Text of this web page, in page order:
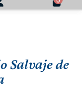
Salvaje de